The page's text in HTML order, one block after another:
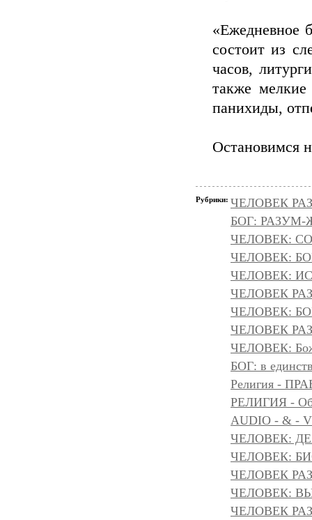
«Ежедневное
состоит из
часов,
также
панихиды,
Остановимся
Рубрики: ЧЕЛОВЕК
БОГ:
ЧЕЛОВЕК:
ЧЕЛОВЕК:
ЧЕЛОВЕК:
ЧЕЛОВЕК
ЧЕЛОВЕК:
ЧЕЛОВЕК
ЧЕЛОВЕК:
БОГ: в
Религия -
РЕЛИГИЯ -
AUDIO - & -
ЧЕЛОВЕК:
ЧЕЛОВЕК:
ЧЕЛОВЕК
ЧЕЛОВЕК:
ЧЕЛОВЕК